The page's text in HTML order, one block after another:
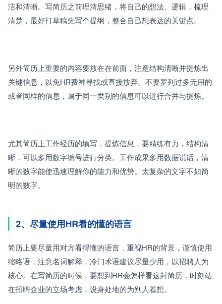
洁和清晰。写简历之前理清思绪，将自己的想法、逻辑，梳理
清楚，最好打草稿先写个提纲，整合自己想表达的关键点。
另外简历上重要的内容要放在在前面，注意结构清晰并提炼出
关键信息，以免HR费神寻找或直接放弃。不要罗列过多无用的
或者同样的信息，属于同一类别的信息可以进行合并与提炼。
尤其简历上工作经历的填写，提炼信息，要精练有力，结构清
晰，可以多用数字编号进行分类。工作成果多用数据说话，清
晰的数字能使迅速理解你的能力和优势。太复杂的文字不如简
明的数字。
2、尽量使用HR看的懂的语言
简历上要尽量用对方看得懂的语言，重视HR的背景，谨慎使用
缩略语，注意名词解释，冷门术语建议尽量少用，以招聘人为
核心。在写简历的时候，要想到HR会怎样看这封简历，时刻站
在招聘企业的立场考虑，设身处地的为别人着想。